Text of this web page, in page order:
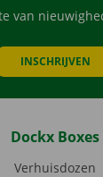
van
INSCHRIJVEN
Dockx Boxes
Verhuisdozen